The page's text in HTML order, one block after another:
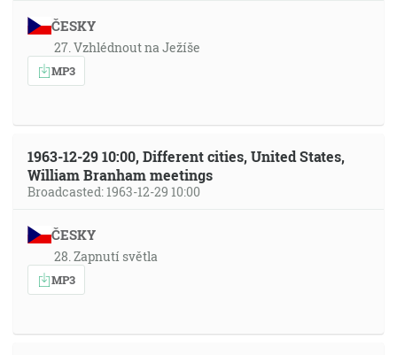
ČESKY
27. Vzhlédnout na Ježíše
MP3
1963-12-29 10:00, Different cities, United States,
William Branham meetings
Broadcasted: 1963-12-29 10:00
ČESKY
28. Zapnutí světla
MP3